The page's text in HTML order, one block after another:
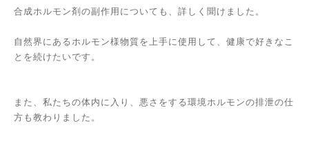
合成ホルモン剤の副作用についても、詳しく聞けました。
自然界にあるホルモン様物質を上手に使用して、健康で好きなこ
とを続けたいです。
また、私たちの体内に入り、悪さをする環境ホルモンの排泄の仕
方も教わりました。